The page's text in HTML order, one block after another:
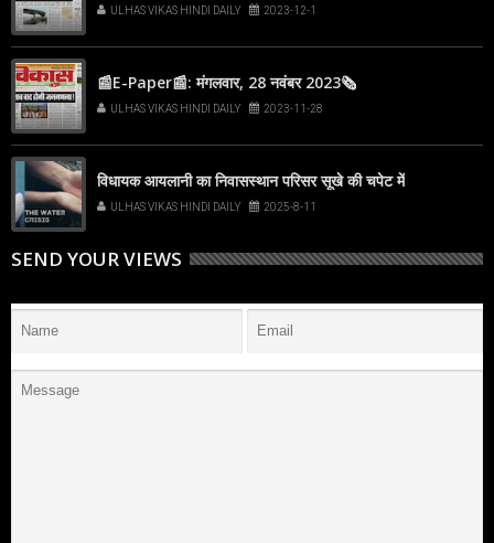
ULHAS VIKAS HINDI DAILY 2023-12-1
📰E-Paper📰: मंगलवार, 28 नवंबर 2023🗞
ULHAS VIKAS HINDI DAILY 2023-11-28
विधायक आयलानी का निवासस्थान परिसर सूखे की चपेट में
ULHAS VIKAS HINDI DAILY 2025-8-11
SEND YOUR VIEWS